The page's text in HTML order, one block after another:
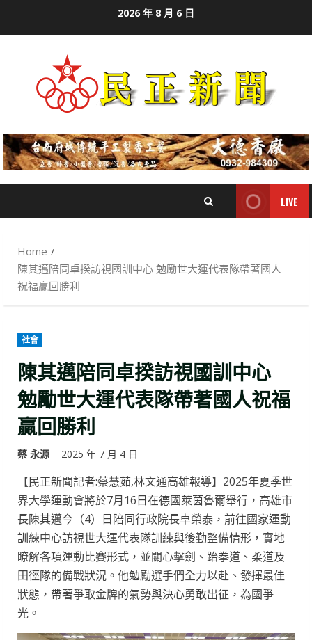
2026 年 8 月 6 日
LIVE
Home
陳其邁陪同卓揆訪視國訓中心 勉勵世大運代表隊帶著國人
祝福贏回勝利
社會
陳其邁陪同卓揆訪視國訓中心
勉勵世大運代表隊帶著國人祝福
贏回勝利
蔡 永源 2025 年 7 月 4 日
【民正新聞記者:蔡慧茹,林文通高雄報導】2025年夏季世
界大學運動會將於7月16日在德國萊茵魯爾舉行，高雄市
長陳其邁今（4）日陪同行政院長卓榮泰，前往國家運動
訓練中心訪視世大運代表隊訓練與後勤整備情形，實地
瞭解各項運動比賽形式，並關心擊劍、跆拳道、柔道及
田徑隊的備戰狀況。他勉勵選手們全力以赴、發揮最佳
狀態，帶著爭取金牌的氣勢與決心勇敢出征，為國爭
光。